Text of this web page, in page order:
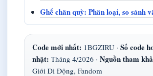
Ghế chân quỳ: Phân loại, so sánh
Code mới nhất: 1BGZIRU · Số code
nhật: Tháng 4/2026 · Nguồn tham
Giới Di Động, Fandom